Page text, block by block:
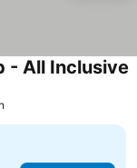
- All Inclusive